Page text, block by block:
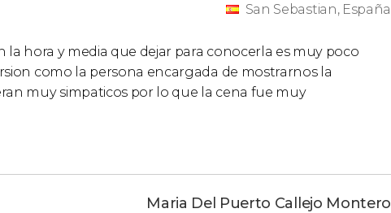
San Sebastian, España
la hora y media que dejar para conocerla es muy poco
como la persona encargada de mostrarnos la
muy simpaticos por lo que la cena fue muy
Maria Del Puerto Callejo Montero